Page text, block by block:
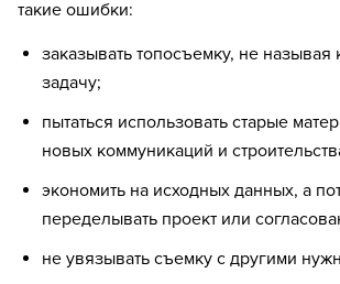
такие ошибки:
заказывать топосъемку, не
задачу;
пытаться использовать старые
новых коммуникаций и
экономить на исходных данных, а
переделывать проект или
не увязывать съемку с другими